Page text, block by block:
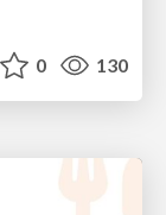
0 130